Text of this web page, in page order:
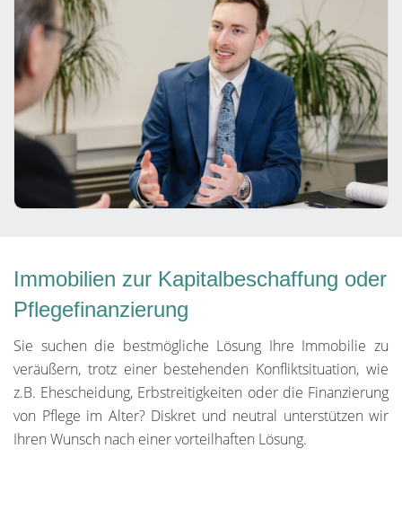
Immobilien zur Kapitalbeschaffung oder
Pflegefinanzierung
Sie suchen die bestmögliche Lösung Ihre Immobilie zu
veräußern, trotz einer bestehenden Konfliktsituation, wie
z.B. Ehescheidung, Erbstreitigkeiten oder die Finanzierung
von Pflege im Alter? Diskret und neutral unterstützen wir
Ihren Wunsch nach einer vorteilhaften Lösung.